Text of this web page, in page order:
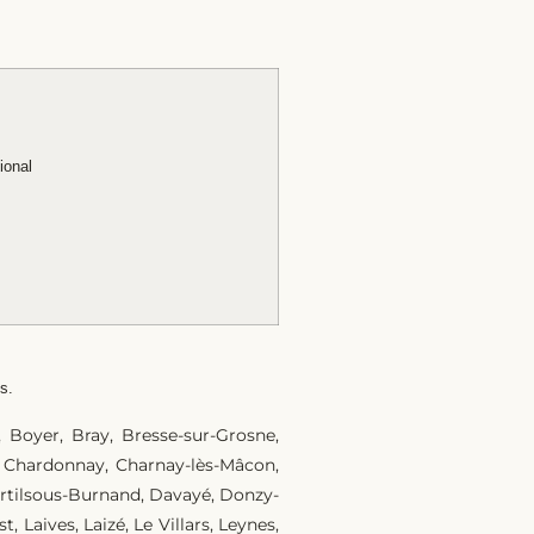
Bray, Bresse-sur-Grosne,
Charnay-lès-Mâcon,
Burnand, Davayé, Donzy-
Laives, Laizé, Le Villars, Leynes,